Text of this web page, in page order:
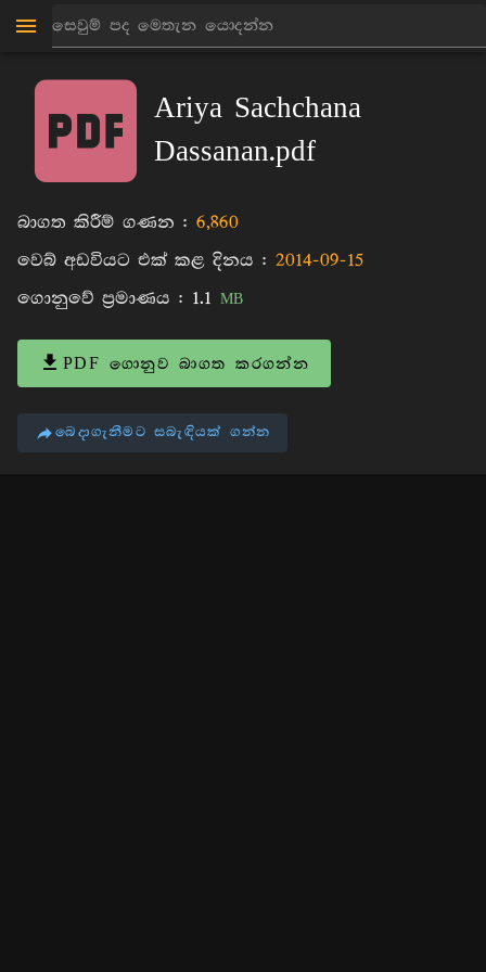
Ariya Sachchana
Dassanan.pdf
බාගත කිරීම් ගණන : 6,860
වෙබ් අඩවියට එක් කළ දිනය : 2014-09-15
ගොනුවේ ප්‍රමාණය : 1.1 MB
PDF ගොනුව බාගත කරගන්න
බෙදාගැනීමට සබැඳියක් ගන්න